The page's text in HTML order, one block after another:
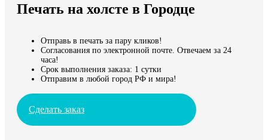
Мы доставляем по всему миру
Печать на холсте в Городце
Отправь в печать за пару кликов!
Согласования по электронной почте. Отвечаем за 24
часа!
Срок выполнения заказа: 1 сутки
Отправим в любой город РФ и мира!
Сделать заказ